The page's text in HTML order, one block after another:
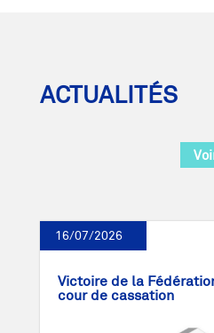
ACTUALITÉS
Victoire de la
cour de cassation
16/07/2026